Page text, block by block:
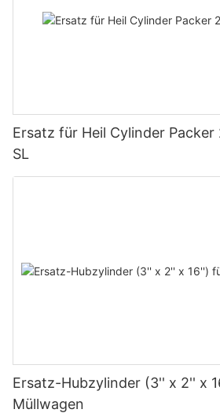
Ersatz für Heil Cylinder
SL
Ersatz-Hubzylinder (3'' x 2'' x
Müllwagen